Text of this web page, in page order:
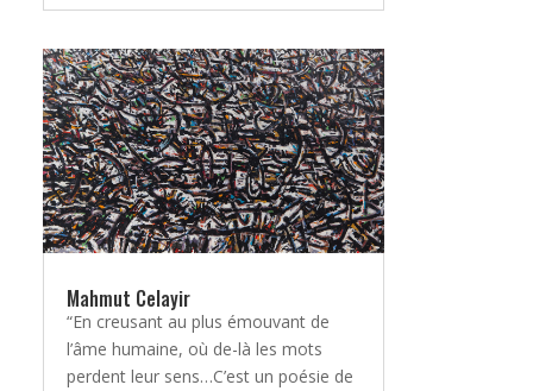
Mahmut Celayir
“En creusant au plus émouvant de
l’âme humaine, où de-là les mots
perdent leur sens…C’est un poésie de